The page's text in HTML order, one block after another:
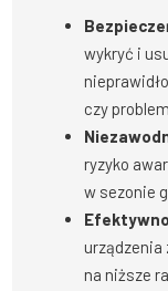
wykryć i
czy
ryzyko
w sezonie
urządzenia
na niższe